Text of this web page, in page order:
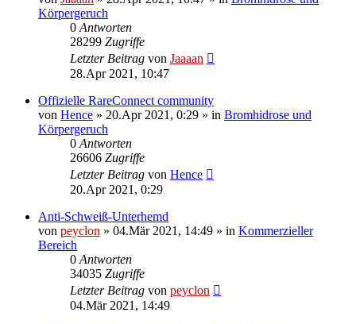
Körpergeruch
0 Antworten
28299 Zugriffe
Letzter Beitrag von Jaaaan
28.Apr 2021, 10:47
Offizielle RareConnect community
von Hence » 20.Apr 2021, 0:29 » in Bromhidrose und
Körpergeruch
0 Antworten
26606 Zugriffe
Letzter Beitrag von Hence
20.Apr 2021, 0:29
Anti-Schweiß-Unterhemd
von peyclon » 04.Mär 2021, 14:49 » in Kommerzieller
Bereich
0 Antworten
34035 Zugriffe
Letzter Beitrag von peyclon
04.Mär 2021, 14:49